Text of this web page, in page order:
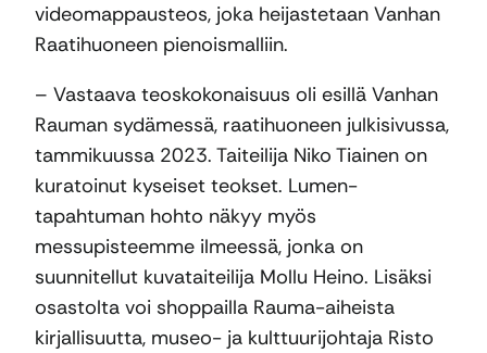
videomappausteos, joka heijastetaan Vanhan
Raatihuoneen pienoismalliin.
– Vastaava teoskokonaisuus oli esillä Vanhan
Rauman sydämessä, raatihuoneen julkisivussa,
tammikuussa 2023. Taiteilija Niko Tiainen on
kuratoinut kyseiset teokset. Lumen-
tapahtuman hohto näkyy myös
messupisteemme ilmeessä, jonka on
suunnitellut kuvataiteilija Mollu Heino. Lisäksi
osastolta voi shoppailla Rauma-aiheista
kirjallisuutta, museo- ja kulttuurijohtaja Risto